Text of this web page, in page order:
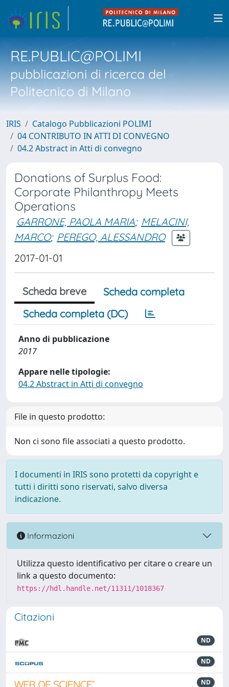
RE.PUBLIC@POLIMI
pubblicazioni di ricerca del
Politecnico di Milano
IRIS
Catalogo Pubblicazioni POLIMI
04 CONTRIBUTO IN ATTI DI CONVEGNO
04.2 Abstract in Atti di convegno
Donations of Surplus Food:
Corporate Philanthropy Meets
Operations
GARRONE, PAOLA MARIA; MELACINI,
MARCO; PEREGO, ALESSANDRO
2017-01-01
Scheda breve
Scheda completa
Scheda completa (DC)
Anno di pubblicazione
2017
Appare nelle tipologie:
04.2 Abstract in Atti di convegno
File in questo prodotto:
Non ci sono file associati a questo prodotto.
I documenti in IRIS sono protetti da copyright e
tutti i diritti sono riservati, salvo diversa
indicazione.
Informazioni
Utilizza questo identificativo per citare o creare un
link a questo documento:
https://hdl.handle.net/11311/1018367
Citazioni
ND
ND
ND